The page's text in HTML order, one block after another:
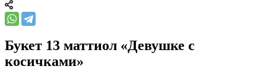
Букет 13 маттиол «Девушке с
косичками»